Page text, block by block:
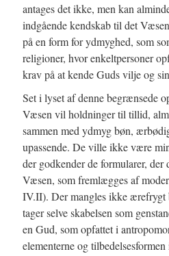
antages det ikke, men kan
indgående kendskab til det
på en form for ydmyghed, som
religioner, hvor enkeltpersoner
krav på at kende Guds vilje og
Set i lyset af denne begrænsede
Væsen vil holdninger til tillid,
sammen med ydmyg bøn,
upassende. De ville ikke være
der godkender de formularer, der
Væsen, som fremlægges af
IV.II). Der mangles ikke ærefrygt
tager selve skabelsen som
en Gud, som opfattet i
elementerne og